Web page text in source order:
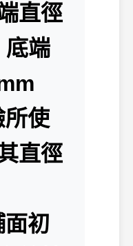
直徑
底端
所使
直徑
初